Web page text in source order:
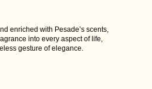
enriched with Pesade’s scents,
into every aspect of life,
gesture of elegance.